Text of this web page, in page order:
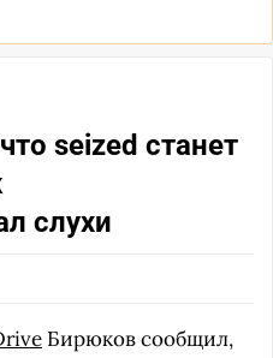
seized станет
слухи
Бирюков сообщил,